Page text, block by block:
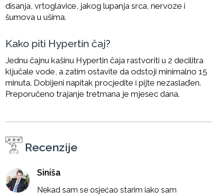
disanja, vrtoglavice, jakog lupanja srca, nervoze i
šumova u ušima.
Kako piti Hypertin čaj?
Jednu čajnu kašinu Hypertin čaja rastvoriti u 2 decilitra
ključale vode, a zatim ostavite da odstoji minimalno 15
minuta. Dobijeni napitak procjedite i pijte nezaslađen.
Preporučeno trajanje tretmana je mjesec dana.
Recenzije
Siniša
Nekad sam se osjećao starim iako sam